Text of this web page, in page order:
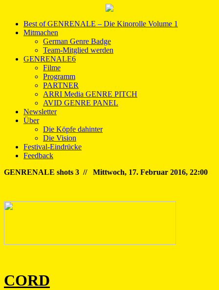
Best of GENRENALE – Die Kinorolle Volume 1
Mitmachen
German Genre Badge
Team-Mitglied werden
GENRENALE6
Filme
Programm
PARTNER
ARRI Media GENRE PITCH
AVID GENRE PANEL
Newsletter
Über
Die Köpfe dahinter
Die Vision
Festival-Eindrücke
Feedback
GENRENALE shots 3 // Mittwoch, 17. Februar 2016, 22:00
CORD